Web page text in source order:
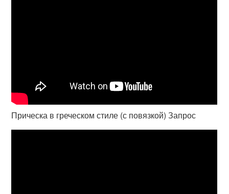
Прическа в греческом стиле (с повязкой) Запрос